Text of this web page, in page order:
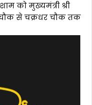
को मुख्यमंत्री श्री
से चक्रधर चौक तक